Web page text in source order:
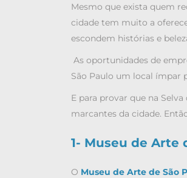
Mesmo que exista quem
cidade tem muito a
escondem histórias e
As oportunidades de
São Paulo um local ímpar
E para provar que na
marcantes da cidade.
1- Museu de Arte
O Museu de Arte de São